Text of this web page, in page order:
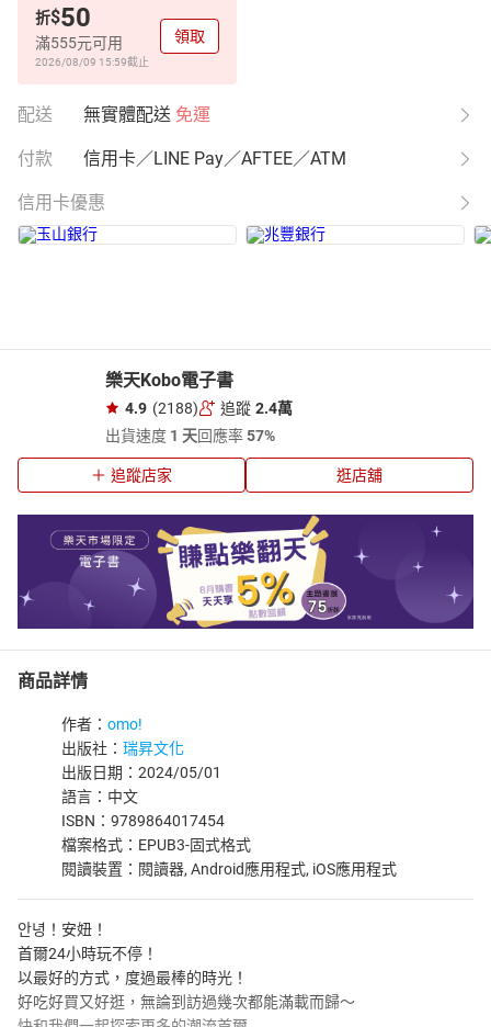
折$50
滿555元可用
2026/08/09 15:59截止
領取
配送 無實體配送 免運
付款 信用卡／LINE Pay／AFTEE／ATM
信用卡優惠
樂天Kobo電子書
4.9 (2188) 追蹤 2.4萬
出貨速度 1 天回應率57%
追蹤店家 逛店舖
商品詳情
作者： omo!
出版社： 瑞昇文化
出版日期：2024/05/01
語言：中文
ISBN：9789864017454
檔案格式：EPUB3-固式格式
閱讀裝置：閱讀器, Android應用程式, iOS應用程式
안녕！安妞！
首爾24小時玩不停！
以最好的方式，度過最棒的時光！
好吃好買又好逛，無論到訪過幾次都能滿載而歸～